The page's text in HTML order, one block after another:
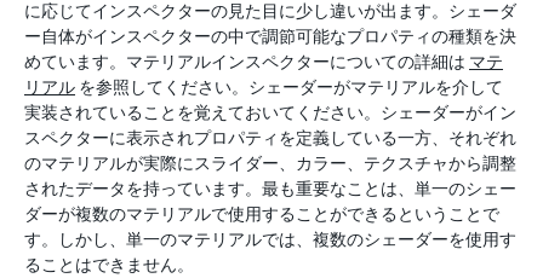
に応じてインスペクターの見た目に少し違いが出ます。シェーダ
ー自体がインスペクターの中で調節可能なプロパティの種類を決
めています。マテリアルインスペクターについての詳細は マテ
リアル を参照してください。シェーダーがマテリアルを介して
実装されていることを覚えておいてください。シェーダーがイン
スペクターに表示されプロパティを定義している一方、それぞれ
のマテリアルが実際にスライダー、カラー、テクスチャから調整
されたデータを持っています。最も重要なことは、単一のシェー
ダーが複数のマテリアルで使用することができるということで
す。しかし、単一のマテリアルでは、複数のシェーダーを使用す
ることはできません。